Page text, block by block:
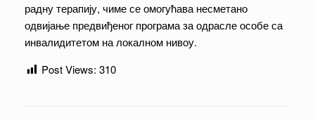
радну терапију, чиме се омогућава несметано
одвијање предвиђеног програма за одрасле особе са
инвалидитетом на локалном нивоу.
Post Views: 310